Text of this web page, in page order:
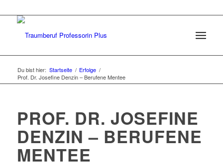
Du bist hier: Startseite / Erfolge /
Prof. Dr. Josefine Denzin – Berufene Mentee
PROF. DR. JOSEFINE
DENZIN – BERUFENE
MENTEE